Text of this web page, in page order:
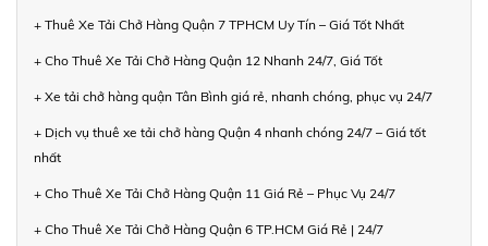
+ Thuê Xe Tải Chở Hàng Quận 7 TPHCM Uy Tín – Giá Tốt Nhất
+ Cho Thuê Xe Tải Chở Hàng Quận 12 Nhanh 24/7, Giá Tốt
+ Xe tải chở hàng quận Tân Bình giá rẻ, nhanh chóng, phục vụ 24/7
+ Dịch vụ thuê xe tải chở hàng Quận 4 nhanh chóng 24/7 – Giá tốt
nhất
+ Cho Thuê Xe Tải Chở Hàng Quận 11 Giá Rẻ – Phục Vụ 24/7
+ Cho Thuê Xe Tải Chở Hàng Quận 6 TP.HCM Giá Rẻ | 24/7